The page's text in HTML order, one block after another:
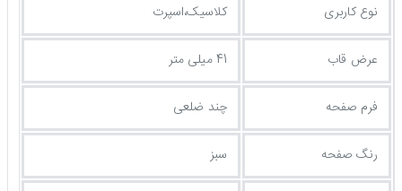
نوع کاربری کلاسیک،اسپرت
عرض قاب 41 میلی متر
فرم صفحه چند ضلعی
رنگ صفحه سبز